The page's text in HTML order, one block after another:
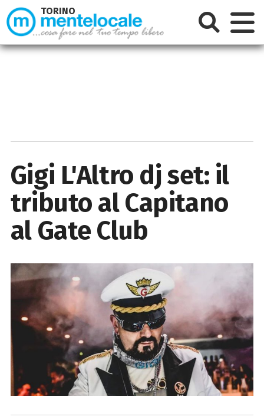
Gigi L'Altro dj set: il
tributo al Capitano
al Gate Club
TORINO